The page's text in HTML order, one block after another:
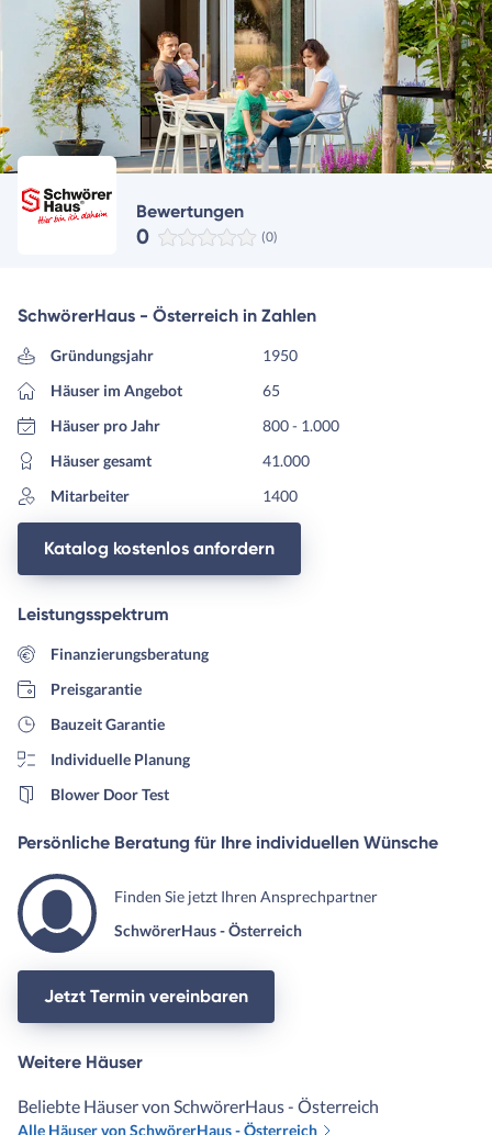
Bewertungen
0 (0)
SchwörerHaus - Österreich in Zahlen
Gründungsjahr
1950
Häuser im Angebot
65
Häuser pro Jahr
800 - 1.000
Häuser gesamt
41.000
Mitarbeiter
1400
Katalog kostenlos anfordern
Leistungsspektrum
Finanzierungsberatung
Preisgarantie
Bauzeit Garantie
Individuelle Planung
Blower Door Test
Persönliche Beratung für Ihre individuellen Wünsche
Finden Sie jetzt Ihren Ansprechpartner
SchwörerHaus - Österreich
Jetzt Termin vereinbaren
Weitere Häuser
Beliebte Häuser von SchwörerHaus - Österreich
Alle Häuser von SchwörerHaus - Österreich